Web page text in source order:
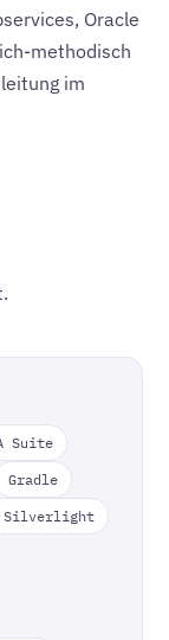
Oracle
methodisch
im
Suite
Gradle
Silverlight